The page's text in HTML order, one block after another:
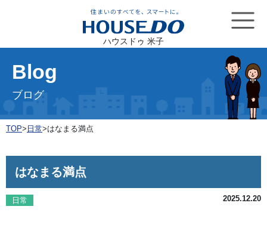
ハウスドゥ 米子
Blog
ブログ
TOP> 日常>はなまる満点
はなまる満点
日常 2025.12.20